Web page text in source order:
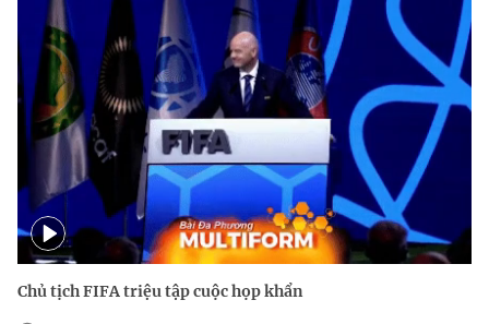
Chủ tịch FIFA triệu tập cuộc họp khẩn